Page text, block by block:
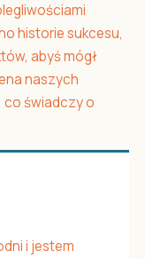
historie sukcesu,
abyś mógł
naszych
co świadczy o
i jestem